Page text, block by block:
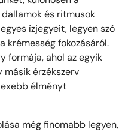
és ritmusok
ízjegyeit, legyen szó
krémesség fokozásáról.
formája, ahol az egyik
érzékszerv
élményt
még finomabb legyen,